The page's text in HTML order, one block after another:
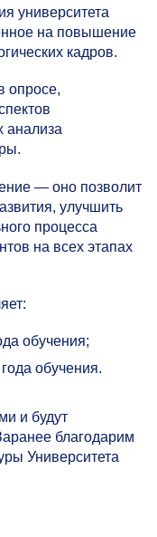
университета
на повышение
кадров.
опросе,
анализа
— оно позволит
улучшить
процесса
на всех этапах
обучения;
года обучения.
и будут
благодарим
Университета